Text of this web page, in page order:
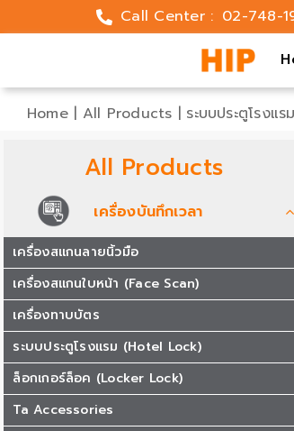
to
Call Center : 02-748-
Home| All Products | ระบบประตูโรงแ
All Products
เครื่องบันทึกเวลา
เครื่องสแกนลายนิ้วมือ
เครื่องสแกนใบหน้า (Face Scan)
เครื่องทาบบัตร
ระบบประตูโรงแรม (Hotel Lock)
ล็อกเกอร์ล็อค (Locker Lock)
Ta Accessories